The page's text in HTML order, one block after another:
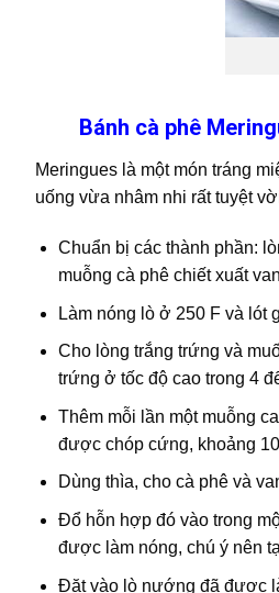
Bánh cà phê
Meringues là một món tráng
uống vừa nhâm nhi rất tuyệt
Chuẩn bị các thành phần:
muỗng cà phê chiết xuất
Làm nóng lò ở 250 F và lót
Cho lòng trắng trứng và
trứng ở tốc độ cao trong 4
Thêm mỗi lần một muỗng
được chóp cứng, khoảng
Dùng thìa, cho cà phê và
Đổ hỗn hợp đó vào trong
được làm nóng, chú ý nên
Đặt vào lò nướng đã được